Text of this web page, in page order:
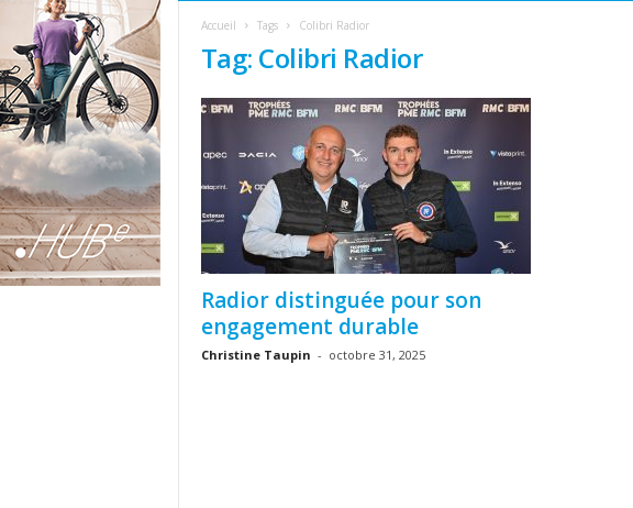
Accueil Tags Colibri Radior
Tag: Colibri Radior
Radior distinguée pour son
engagement durable
Christine Taupin - octobre 31, 2025